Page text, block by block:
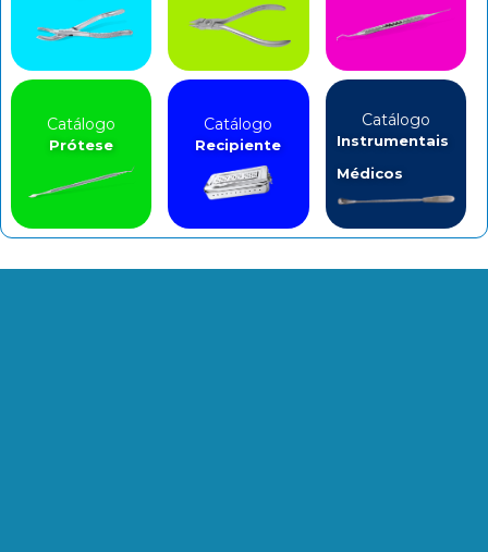
Catálogo
Prótese
Catálogo
Recipiente
Catálogo
Instrumentais
Médicos